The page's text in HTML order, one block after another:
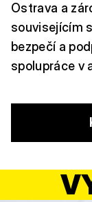
Ostrava a
souvisejícím
bezpečí a
spolupráce v